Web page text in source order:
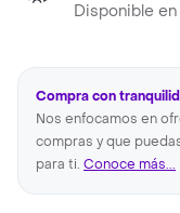
Disponible en
Compra con
Nos enfocamos en
compras y que
para ti. Conoce más...